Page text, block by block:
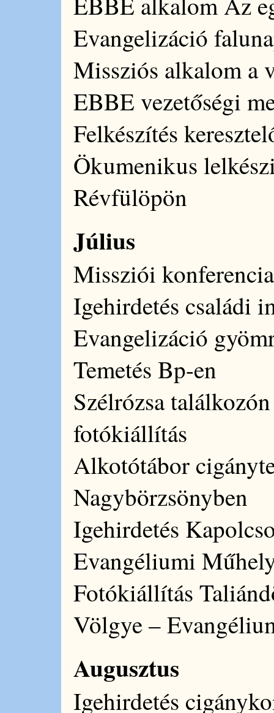
Evangelizáció
Missziós alkalom a
EBBE vezetőségi
Felkészítés
Ökumenikus
Révfülöpön
Július
Missziói
Igehirdetés családi
Evangelizáció
Temetés Bp-en
Szélrózsa
fotókiállítás
Alkotótábor
Nagybörzsönyben
Igehirdetés
Evangéliumi
Fotókiállítás
Völgye –
Augusztus
Igehirdetés